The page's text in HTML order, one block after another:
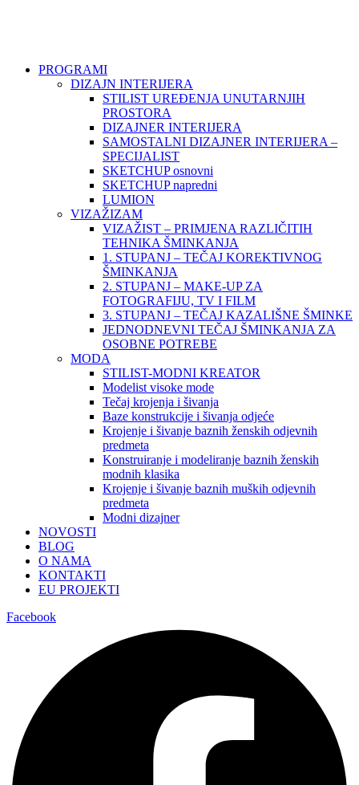
PROGRAMI
DIZAJN INTERIJERA
STILIST UREĐENJA UNUTARNJIH
PROSTORA
DIZAJNER INTERIJERA
SAMOSTALNI DIZAJNER INTERIJERA –
SPECIJALIST
SKETCHUP osnovni
SKETCHUP napredni
LUMION
VIZAŽIZAM
VIZAŽIST – PRIMJENA RAZLIČITIH
TEHNIKA ŠMINKANJA
1. STUPANJ – TEČAJ KOREKTIVNOG
ŠMINKANJA
2. STUPANJ – MAKE-UP ZA
FOTOGRAFIJU, TV I FILM
3. STUPANJ – TEČAJ KAZALIŠNE ŠMINKE
JEDNODNEVNI TEČAJ ŠMINKANJA ZA
OSOBNE POTREBE
MODA
STILIST-MODNI KREATOR
Modelist visoke mode
Tečaj krojenja i šivanja
Baze konstrukcije i šivanja odjeće
Krojenje i šivanje baznih ženskih odjevnih
predmeta
Konstruiranje i modeliranje baznih ženskih
modnih klasika
Krojenje i šivanje baznih muških odjevnih
predmeta
Modni dizajner
NOVOSTI
BLOG
O NAMA
KONTAKTI
EU PROJEKTI
Facebook